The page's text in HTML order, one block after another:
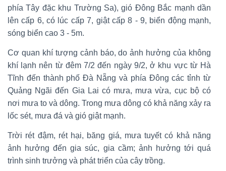
phía Tây đặc khu Trường Sa), gió Đông Bắc mạnh dần
lên cấp 6, có lúc cấp 7, giật cấp 8 - 9, biển động mạnh,
sóng biển cao 3 - 5m.
Cơ quan khí tượng cảnh báo, do ảnh hưởng của không
khí lạnh nên từ đêm 7/2 đến ngày 9/2, ở khu vực từ Hà
Tĩnh đến thành phố Đà Nẵng và phía Đông các tỉnh từ
Quảng Ngãi đến Gia Lai có mưa, mưa vừa, cục bộ có
nơi mưa to và dông. Trong mưa dông có khả năng xảy ra
lốc sét, mưa đá và gió giật mạnh.
Trời rét đậm, rét hại, băng giá, mưa tuyết có khả năng
ảnh hưởng đến gia súc, gia cầm; ảnh hưởng tới quá
trình sinh trưởng và phát triển của cây trồng.